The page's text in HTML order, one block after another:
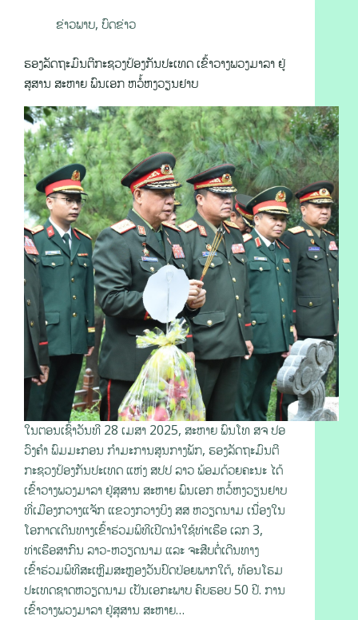
ຂ່າວພາບ, ບົດຂ່າວ
ຮອງລັດຖະມົນຕີກະຊວງປ້ອງກັນປະເທດ ເຂົ້າວາງພວງມາລາ ຢູ່
ສຸສານ ສະຫາຍ ພົນເອກ ຫວໍ້ຫງວຽນຢາບ
ໃນຕອນເຊົ້າວັນທີ 28 ເມສາ 2025, ສະຫາຍ ພົນໂທ ສຈ ປອ
ວົງຄໍາ ພົມມະກອນ ກໍາມະການສູນກາງພັກ, ຮອງລັດຖະມົນຕີ
ກະຊວງປ້ອງກັນປະເທດ ແຫ່ງ ສປປ ລາວ ພ້ອມດ້ວຍຄະນະ ໄດ້
ເຂົ້າວາງພວງມາລາ ຢູ່ສຸສານ ສະຫາຍ ພົນເອກ ຫວໍ້ຫງວຽນຢາບ
ທີ່ເມືອງກວາງແຈັກ ແຂວງກວາງບິງ ສສ ຫວຽດນາມ ເນື່ອງໃນ
ໂອກາດເດີນທາງເຂົ້າຮ່ວມພິທີເປີດນໍາໃຊ້ທ່າເຮືອ ເລກ 3,
ທ່າເຮືອສາກົນ ລາວ-ຫວຽດນາມ ແລະ ຈະສືບຕໍ່ເດີນທາງ
ເຂົ້າຮ່ວມພິທີສະເຫຼີມສະຫຼອງວັນປົດປ່ອຍພາກໃຕ້, ທ້ອນໂຮມ
ປະເທດຊາດຫວຽດນາມ ເປັນເອກະພາບ ຄົບຮອບ 50 ປີ. ການ
ເຂົ້າວາງພວງມາລາ ຢູ່ສຸສານ ສະຫາຍ…